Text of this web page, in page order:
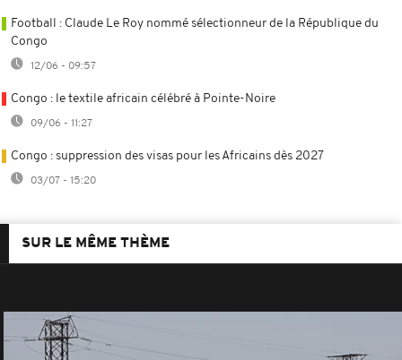
Football : Claude Le Roy nommé sélectionneur de la République du
Congo
12/06 - 09:57
Congo : le textile africain célébré à Pointe-Noire
09/06 - 11:27
Congo : suppression des visas pour les Africains dès 2027
03/07 - 15:20
SUR LE MÊME THÈME